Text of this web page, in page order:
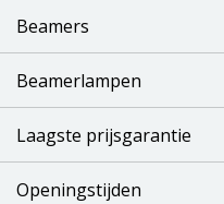
Beamers
Beamerlampen
Laagste prijsgarantie
Openingstijden